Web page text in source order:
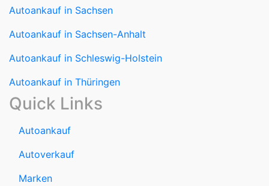
Autoankauf in Sachsen
Autoankauf in Sachsen-Anhalt
Autoankauf in Schleswig-Holstein
Autoankauf in Thüringen
Quick Links
Autoankauf
Autoverkauf
Marken